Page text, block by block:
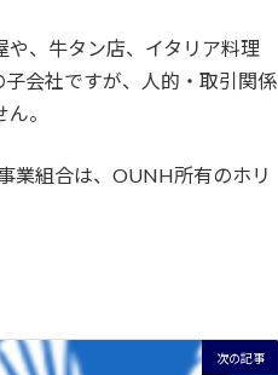
、牛タン店、イタリア料理
会社ですが、人的・取引関係
。
業組合は、OUNH所有のホリ
次の記事